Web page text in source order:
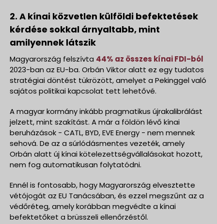
2. A kínai közvetlen külföldi befektetések
kérdése sokkal árnyaltabb, mint
amilyennek látszik
Magyarország felszívta 44% az összes kínai FDI-ból
2023-ban az EU-ba. Orbán Viktor alatt ez egy tudatos
stratégiai döntést tükrözött, amelyet a Pekinggel való
sajátos politikai kapcsolat tett lehetővé.
A magyar kormány inkább pragmatikus újrakalibrálást
jelzett, mint szakítást. A már a földön lévő kínai
beruházások - CATL, BYD, EVE Energy - nem mennek
sehová. De az a súrlódásmentes vezeték, amely
Orbán alatt új kínai kötelezettségvállalásokat hozott,
nem fog automatikusan folytatódni.
Ennél is fontosabb, hogy Magyarország elvesztette
vétójogát az EU Tanácsában, és ezzel megszűnt az a
védőréteg, amely korábban megvédte a kínai
befektetőket a brüsszeli ellenőrzéstől.